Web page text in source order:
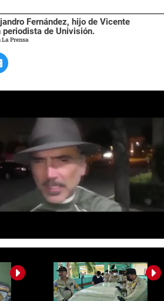
Fernández, hijo de Vicente
periodista de Univisión.
Prensa